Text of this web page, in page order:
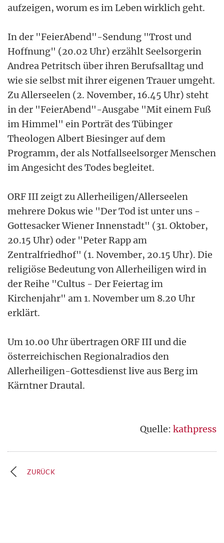
aufzeigen, worum es im Leben wirklich geht.
In der "FeierAbend"-Sendung "Trost und
Hoffnung" (20.02 Uhr) erzählt Seelsorgerin
Andrea Petritsch über ihren Berufsalltag und
wie sie selbst mit ihrer eigenen Trauer umgeht.
Zu Allerseelen (2. November, 16.45 Uhr) steht
in der "FeierAbend"-Ausgabe "Mit einem Fuß
im Himmel" ein Porträt des Tübinger
Theologen Albert Biesinger auf dem
Programm, der als Notfallseelsorger Menschen
im Angesicht des Todes begleitet.
ORF III zeigt zu Allerheiligen/Allerseelen
mehrere Dokus wie "Der Tod ist unter uns -
Gottesacker Wiener Innenstadt" (31. Oktober,
20.15 Uhr) oder "Peter Rapp am
Zentralfriedhof" (1. November, 20.15 Uhr). Die
religiöse Bedeutung von Allerheiligen wird in
der Reihe "Cultus - Der Feiertag im
Kirchenjahr" am 1. November um 8.20 Uhr
erklärt.
Um 10.00 Uhr übertragen ORF III und die
österreichischen Regionalradios den
Allerheiligen-Gottesdienst live aus Berg im
Kärntner Drautal.
Quelle: kathpress
ZURÜCK